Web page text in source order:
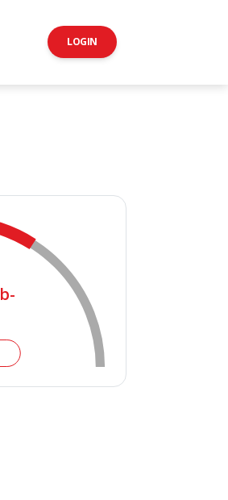
LOGIN